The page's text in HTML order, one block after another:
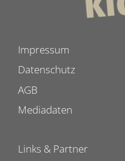
Impressum
Datenschutz
AGB
Mediadaten
Links & Partner